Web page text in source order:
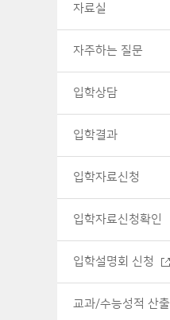
자료실
자주하는 질문
입학상담
입학결과
입학자료신청
입학자료신청확인
입학설명회 신청
교과/수능성적 산출